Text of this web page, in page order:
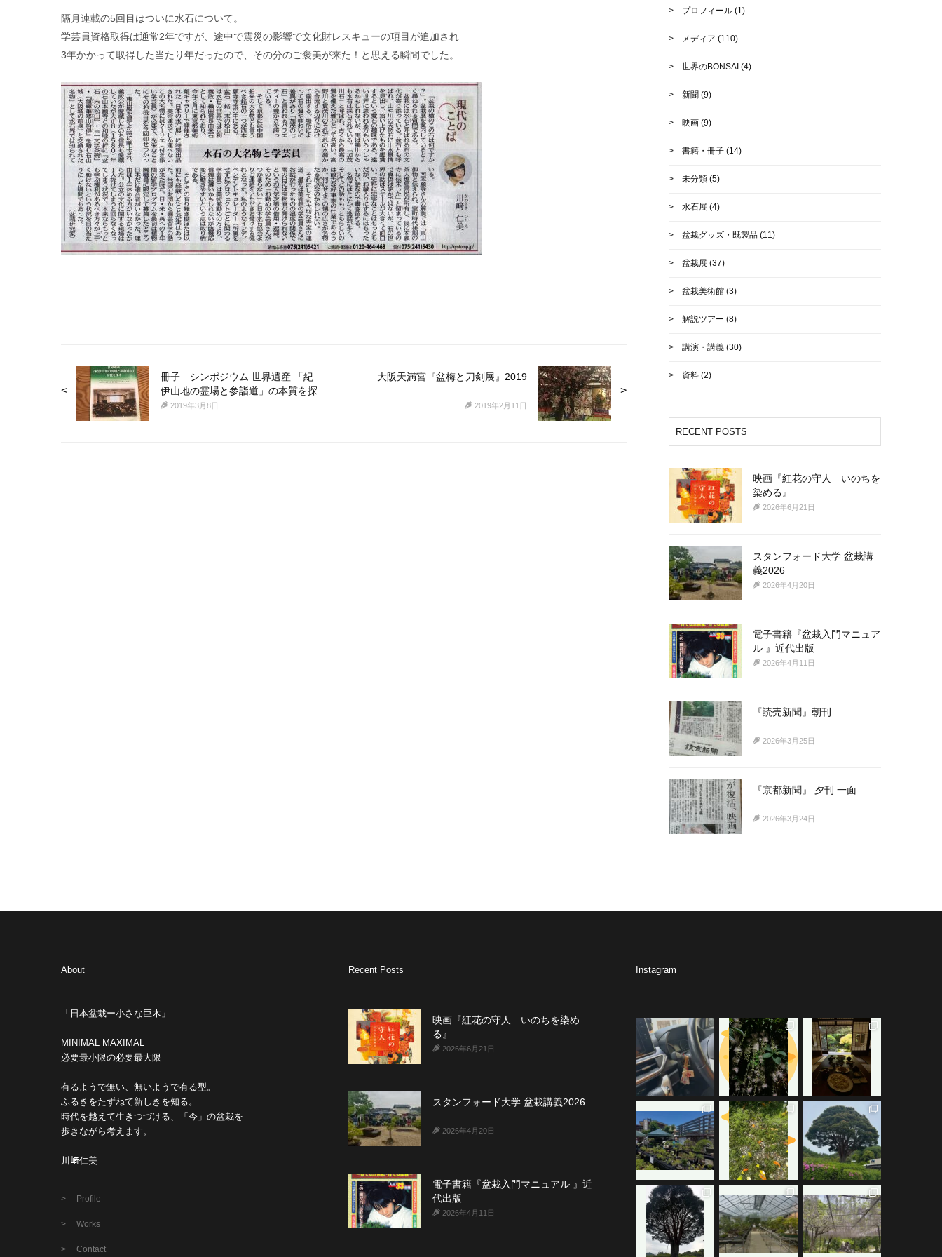
隔月連載の5回目はついに水石について。
学芸員資格取得は通常2年ですが、途中で震災の影響で文化財レスキューの項目が追加され
3年かかって取得した当たり年だったので、その分のご褒美が来た！と思える瞬間でした。
冊子 シンポジウム 世界遺産 「紀
伊山地の霊場と参詣道」の本質を探
る 2019年3月8日
大阪天満宮『盆梅と刀剣展』2019
2019年2月11日
プロフィール (1)
メディア (110)
世界のBONSAI (4)
新聞 (9)
映画 (9)
書籍・冊子 (14)
未分類 (5)
水石展 (4)
盆栽グッズ・既製品 (11)
盆栽展 (37)
盆栽美術館 (3)
解説ツアー (8)
講演・講義 (30)
資料 (2)
RECENT POSTS
映画『紅花の守人 いのちを
染める』
2026年6月21日
スタンフォード大学 盆栽講
義2026
2026年4月20日
電子書籍『盆栽入門マニュア
ル 』近代出版
2026年4月11日
『読売新聞』朝刊
2026年3月25日
『京都新聞』 夕刊 一面
2026年3月24日
About
「日本盆栽ー小さな巨木」
MINIMAL MAXIMAL
必要最小限の必要最大限
有るようで無い、無いようで有る型。
ふるきをたずねて新しきを知る。
時代を越えて生きつづける、「今」の盆栽を
歩きながら考えます。
川﨑仁美
Profile
Works
Contact
Recent Posts
映画『紅花の守人 いのちを染め
る』
2026年6月21日
スタンフォード大学 盆栽講義2026
2026年4月20日
電子書籍『盆栽入門マニュアル 』近
代出版
2026年4月11日
Instagram